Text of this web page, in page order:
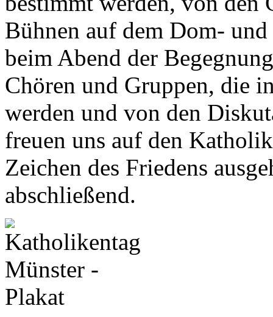
Bühnen auf dem Dom-
beim Abend der
Chören und Gruppen, die
werden und von den
freuen uns auf den
Zeichen des Friedens
abschließend.